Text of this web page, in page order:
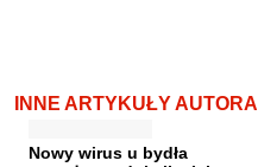
INNE ARTYKUŁY AUTORA
Nowy wirus u bydła